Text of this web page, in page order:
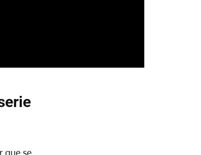
que se